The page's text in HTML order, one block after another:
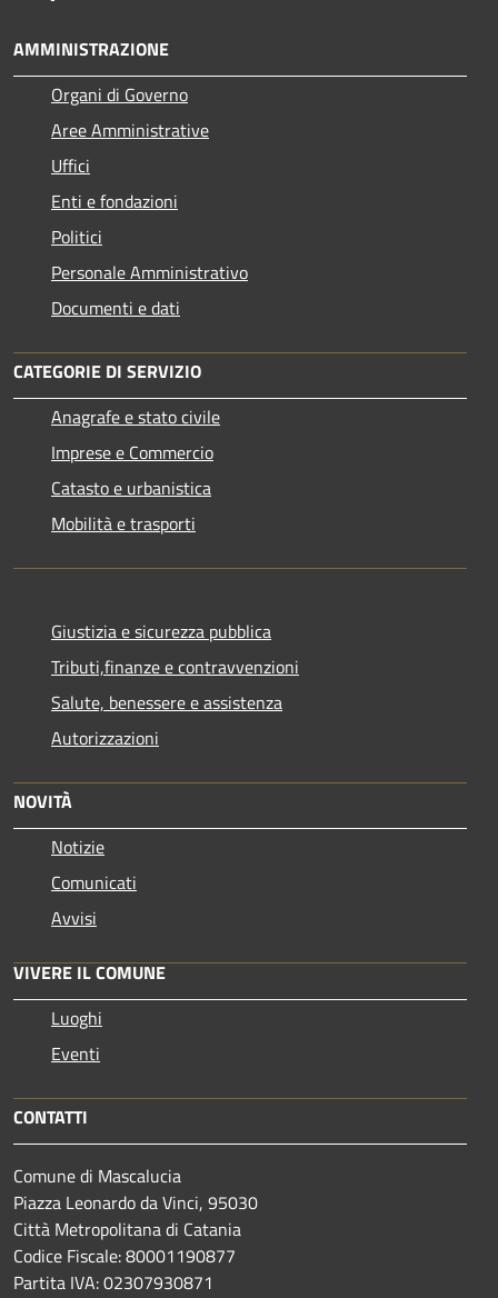
AMMINISTRAZIONE
Organi di Governo
Aree Amministrative
Uffici
Enti e fondazioni
Politici
Personale Amministrativo
Documenti e dati
CATEGORIE DI SERVIZIO
Anagrafe e stato civile
Imprese e Commercio
Catasto e urbanistica
Mobilità e trasporti
Giustizia e sicurezza pubblica
Tributi,finanze e contravvenzioni
Salute, benessere e assistenza
Autorizzazioni
NOVITÀ
Notizie
Comunicati
Avvisi
VIVERE IL COMUNE
Luoghi
Eventi
CONTATTI
Comune di Mascalucia
Piazza Leonardo da Vinci, 95030
Città Metropolitana di Catania
Codice Fiscale: 80001190877
Partita IVA: 02307930871